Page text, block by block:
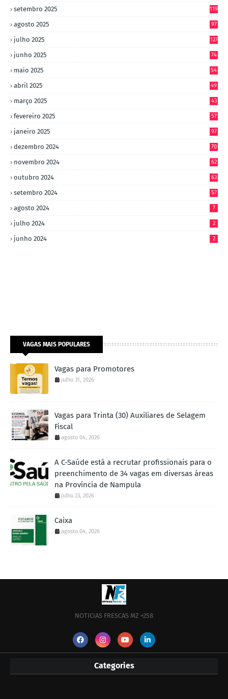
setembro 2025 119
agosto 2025 97
julho 2025 127
junho 2025 74
maio 2025 54
abril 2025 49
março 2025 43
fevereiro 2025 57
janeiro 2025 97
dezembro 2024 70
novembro 2024 62
outubro 2024 63
setembro 2024 57
agosto 2024 7
julho 2024 2
junho 2024 2
VAGAS MAIS POPULARES
Vagas para Promotores
julho 31, 2026
Vagas para Trinta (30) Auxiliares de Selagem
Fiscal
agosto 04, 2026
A C-Saúde está a recrutar profissionais para o
preenchimento de 34 vagas em diversas áreas
na Província de Nampula
julho 23, 2026
Caixa
agosto 04, 2026
NOTICIAS FRESCAS MZ +258
Categories